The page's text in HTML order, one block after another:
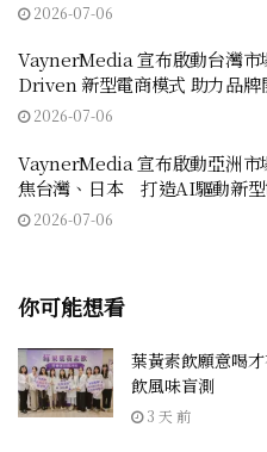
2026-07-06
VaynerMedia 宣布啟動台灣市
Driven 新型電商模式 助力品牌
2026-07-06
VaynerMedia 宣布啟動亞洲市
焦台灣、日本 打造AI驅動新型
2026-07-06
你可能想看
葉黃素飲願意喝
飲風味盲測
3 天 前